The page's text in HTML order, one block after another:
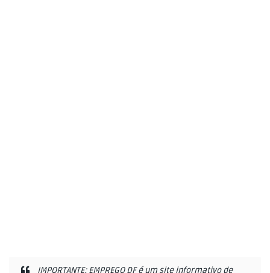
IMPORTANTE: EMPREGO DF é um site informativo de